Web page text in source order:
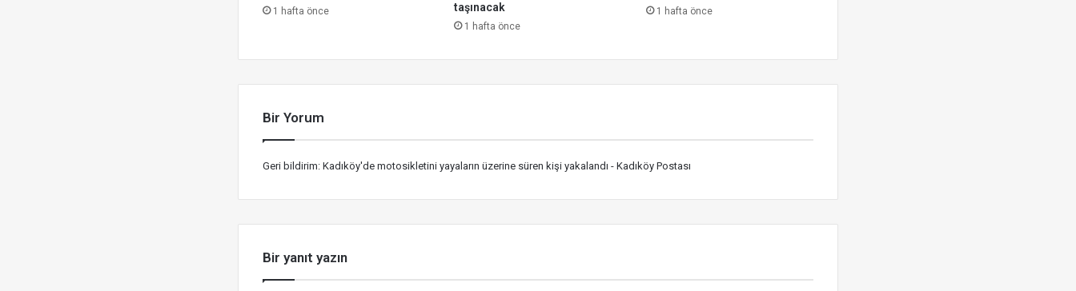
1 hafta önce
taşınacak
1 hafta önce
1 hafta önce
Bir Yorum
Geri bildirim: Kadıköy'de motosikletini yayaların üzerine süren kişi yakalandı - Kadıköy Postası
Bir yanıt yazın